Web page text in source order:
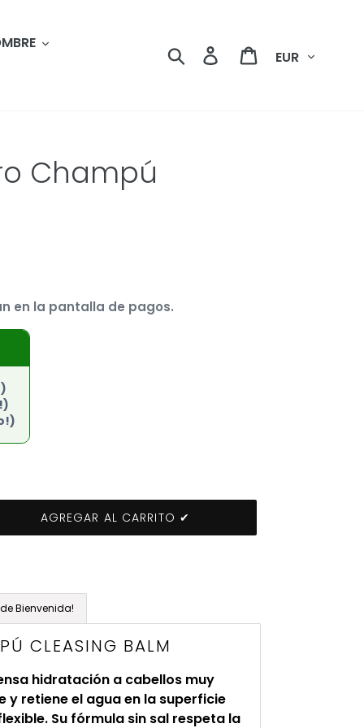
Buscar IngresarCarrito
Champú
en la pantalla de pagos.
AGREGAR AL CARRITO ✔
Bienvenida!
CLEASING BALM
hidratación a cabellos muy
retiene el agua en la superficie
Su fórmula sin sal respeta la